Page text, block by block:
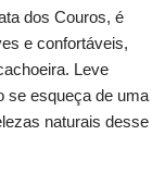
dos Couros, é
e confortáveis,
Leve
se esqueça de uma
naturais desse